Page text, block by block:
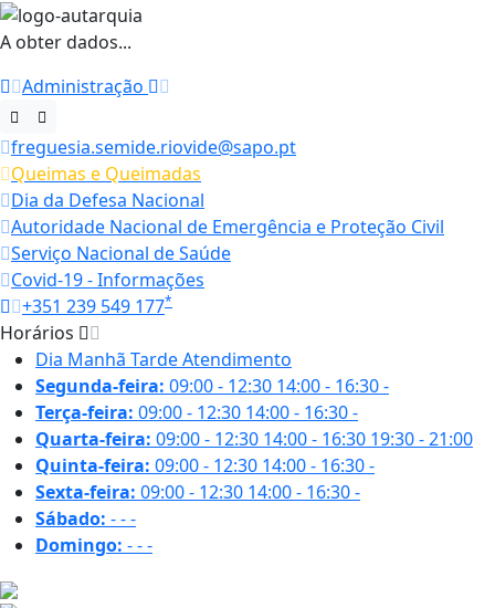
A obter dados...
Administração
freguesia.semide.riovide@sapo.pt
Queimas e Queimadas
Dia da Defesa Nacional
Autoridade Nacional de Emergência e Proteção Civil
Serviço Nacional de Saúde
Covid-19 - Informações
+351 239 549 177*
Horários
Dia Manhã TardeAtendimento
Segunda-feira: 09:00 - 12:30 14:00 - 16:30-
Terça-feira: 09:00 - 12:30 14:00 - 16:30-
Quarta-feira: 09:00 - 12:30 14:00 - 16:30 19:30 - 21:00
Quinta-feira: 09:00 - 12:30 14:00 - 16:30-
Sexta-feira: 09:00 - 12:30 14:00 - 16:30-
Sábado: ---
Domingo: ---